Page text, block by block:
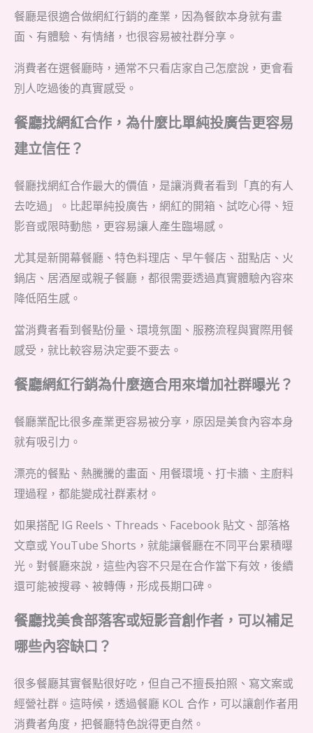
餐廳是很適合做網紅行銷的產業，因為餐飲本身就有畫
面、有體驗、有情緒，也很容易被社群分享。
消費者在選餐廳時，通常不只看店家自己怎麼說，更會看
別人吃過後的真實感受。
餐廳找網紅合作，為什麼比單純投廣告更容易
建立信任？
餐廳找網紅合作最大的價值，是讓消費者看到「真的有人
去吃過」。比起單純投廣告，網紅的開箱、試吃心得、短
影音或限時動態，更容易讓人產生臨場感。
尤其是新開幕餐廳、特色料理店、早午餐店、甜點店、火
鍋店、居酒屋或親子餐廳，都很需要透過真實體驗內容來
降低陌生感。
當消費者看到餐點份量、環境氛圍、服務流程與實際用餐
感受，就比較容易決定要不要去。
餐廳網紅行銷為什麼適合用來增加社群曝光？
餐廳業配比很多產業更容易被分享，原因是美食內容本身
就有吸引力。
漂亮的餐點、熱騰騰的畫面、用餐環境、打卡牆、主廚料
理過程，都能變成社群素材。
如果搭配 IG Reels、Threads、Facebook 貼文、部落格
文章或 YouTube Shorts，就能讓餐廳在不同平台累積曝
光。對餐廳來說，這些內容不只是在合作當下有效，後續
還可能被搜尋、被轉傳，形成長期口碑。
餐廳找美食部落客或短影音創作者，可以補足
哪些內容缺口？
很多餐廳其實餐點很好吃，但自己不擅長拍照、寫文案或
經營社群。這時候，透過餐廳 KOL 合作，可以讓創作者用
消費者角度，把餐廳特色說得更自然。